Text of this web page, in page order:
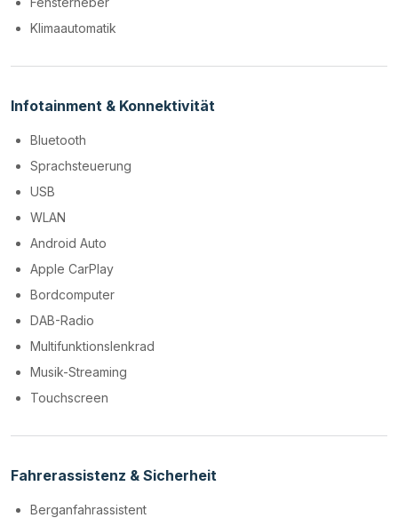
Klimaautomatik
Infotainment & Konnektivität
Bluetooth
Sprachsteuerung
USB
WLAN
Android Auto
Apple CarPlay
Bordcomputer
DAB-Radio
Multifunktionslenkrad
Musik-Streaming
Touchscreen
Fahrerassistenz & Sicherheit
Berganfahrassistent